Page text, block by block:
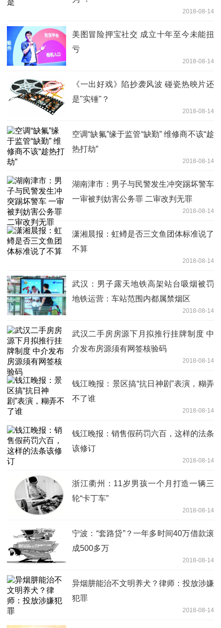
2018-08-14
美图冒险押宝社交 成立十年至今未能扭
亏
2018-08-14
《一出好戏》陷抄袭风波 碰瓷热映片还
是"实锤"？
2018-08-14
空调“缺氟”缘于监管“缺勤” 维修商不该“趁
热打劫”
2018-08-14
湖南津市：男子与民警发生冲突踢坏警车
一审被判妨害公务罪 二审改判无罪
2018-08-14
潇湘晨报：虹鳟是否三文鱼团体标准说了
不算
2018-08-14
武汉：男子露天地铁高架站台吸烟被罚
地铁运营：车站范围内都属禁烟区
2018-08-14
武汉二手房房源下月拟推行挂牌制度 中
介发布房源须有网签核验码
2018-08-14
钱江晚报：景区搞“抗日神剧”表演，糊弄
不了谁
2018-08-14
钱江晚报：销售假药罚六百，这样的法条
该修订
2018-08-14
浙江衢州：11岁男孩一个月打造一辆三
轮“卡丁车”
2018-08-14
宁波：“套路贷”？一年多时间40万借款滚
成500多万
2018-08-14
异烟肼能治不文明养犬？律师：投放涉嫌
犯罪
2018-08-14